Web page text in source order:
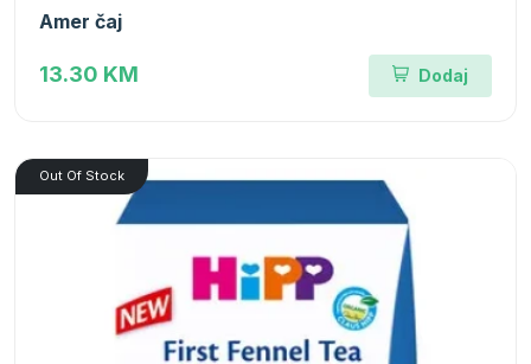
Amer čaj
13.30 KM Dodaj
Out Of Stock